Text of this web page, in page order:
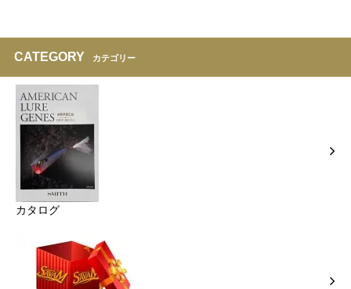
CATEGORY カテゴリー
カタログ